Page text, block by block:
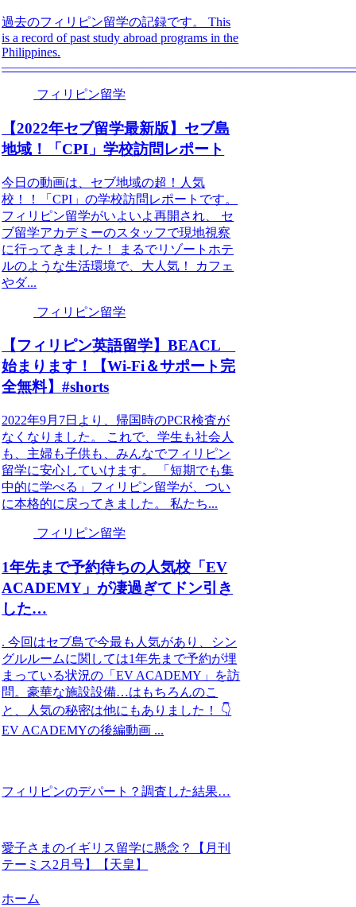
過去のフィリピン留学の記録です。 This
is a record of past study abroad programs in the
Philippines.
フィリピン留学
【2022年セブ留学最新版】セブ島
地域！「CPI」学校訪問レポート
今日の動画は、セブ地域の超！人気
校！！「CPI」の学校訪問レポートです。
フィリピン留学がいよいよ再開され、 セ
ブ留学アカデミーのスタッフで現地視察
に行ってきました！ まるでリゾートホテ
ルのような生活環境で、大人気！ カフェ
やダ...
フィリピン留学
【フィリピン英語留学】BEACL
始まります！【Wi-Fi＆サポート完
全無料】#shorts
2022年9月7日より、帰国時のPCR検査が
なくなりました。 これで、学生も社会人
も、主婦も子供も、みんなでフィリピン
留学に安心していけます。 「短期でも集
中的に学べる」フィリピン留学が、つい
に本格的に戻ってきました。 私たち...
フィリピン留学
1年先まで予約待ちの人気校「EV
ACADEMY」が凄過ぎてドン引き
した…
. 今回はセブ島で今最も人気があり、シン
グルルームに関しては1年先まで予約が埋
まっている状況の「EV ACADEMY」を訪
問。豪華な施設設備…はもちろんのこ
と、人気の秘密は他にもありました！ 👇
EV ACADEMYの後編動画 ...
フィリピンのデパート？調査した結果…
愛子さまのイギリス留学に懸念？【月刊
テーミス2月号】【天皇】
ホーム